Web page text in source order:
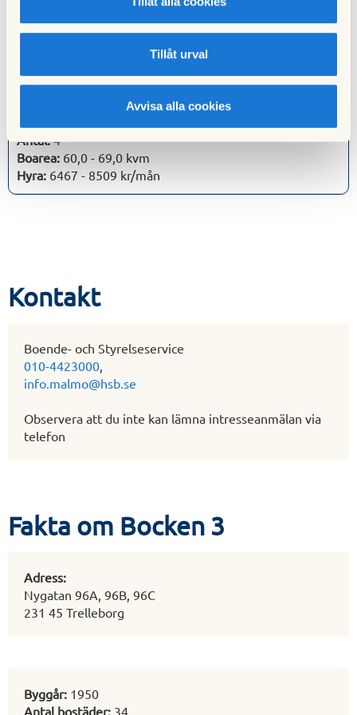
Tillåt urval
Avvisa alla cookies
2 rum
Hyra:6035 - 7759 kr/mån
Antal:4
Boarea: 60,0 - 69,0 kvm
Hyra: 6467 - 8509 kr/mån
Kontakt
Boende- och Styrelseservice
010-4423000
info.malmo@hsb.se
Observera att du inte kan lämna intresseanmälan via
telefon
Fakta om Bocken 3
Adress:
Nygatan 96A, 96B, 96C
231 45 Trelleborg
Byggår: 1950
Antal bostäder: 34